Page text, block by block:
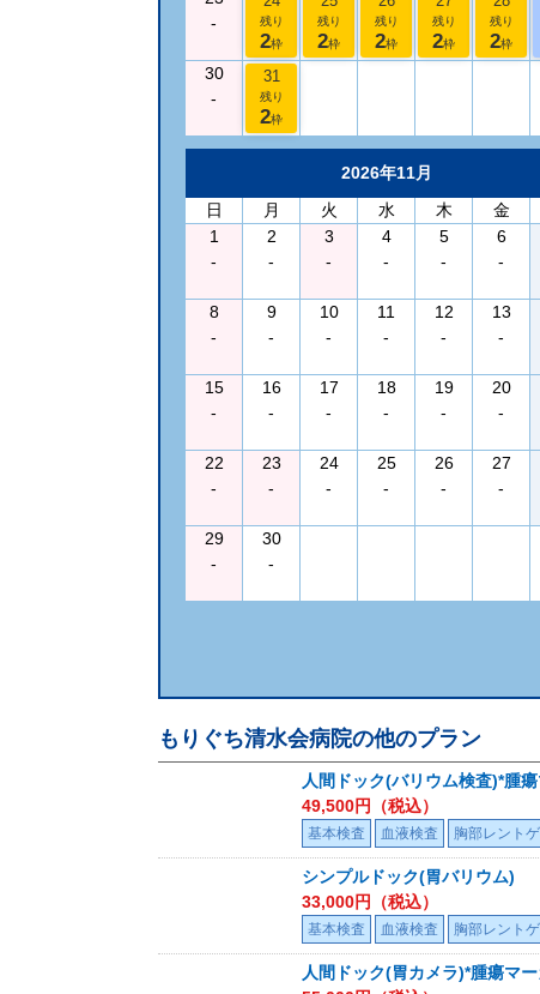
-
残り
2枠
残り
2枠
残り
2枠
残り
2枠
残り
2枠
30
-
31
残り
2枠
2026年11月
日
月 火 水 木 金
1
-
2
-
3
-
4
-
5
-
6
-
8
-
9
-
10
-
11
-
12
-
13
-
15
-
16
-
17
-
18
-
19
-
20
-
22
-
23
-
24
-
25
-
26
-
27
-
29
-
30
-
もりぐち清水会病院の他のプラン
人間ドック(バリウム検査)*腫
49,500円（税込）
基本検査 血液検査 胸部レント
シンプルドック(胃バリウム)
33,000円（税込）
基本検査 血液検査 胸部レント
人間ドック(胃カメラ)*腫瘍マ